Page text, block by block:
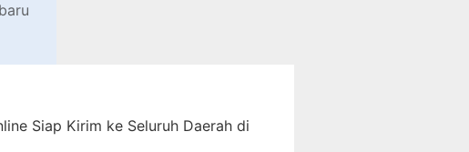
Siap Kirim ke Seluruh Daerah di